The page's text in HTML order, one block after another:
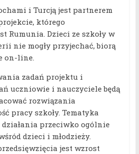
i Turcją jest partnerem
którego
Rumunia. Dzieci ze szkoły w
nie mogły przyjechać, biorą
on-line.
zadań projektu i
uczniowie i nauczyciele będą
rozwiązania
pracy szkoły. Tematyka
działania przeciwko ogólnie
dzieci i młodzieży.
jest wzrost